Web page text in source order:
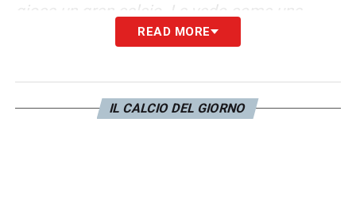
gioca un gran calcio. La vedo come una
partita complicata ma allo stesso tempo
possibilità per vincere a Torino. Sarri ha dato
una mentalità assolutamente propositiva e
READ MORE
IL CALCIO DEL GIORNO